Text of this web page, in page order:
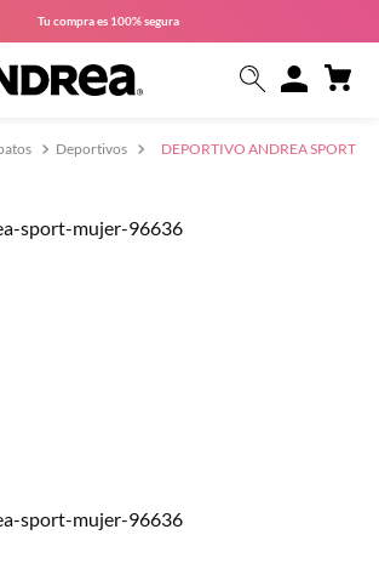
Tu compra es 100% segura
Deportivos
DEPORTIVO ANDREA SPORT